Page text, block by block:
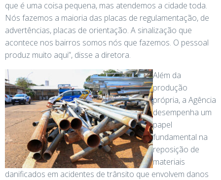
que é uma coisa pequena, mas atendemos a cidade toda.
Nós fazemos a maioria das placas de regulamentação, de
advertências, placas de orientação. A sinalização que
acontece nos bairros somos nós que fazemos. O pessoal
produz muito aqui”, disse a diretora.
Além da
produção
própria, a Agência
desempenha um
papel
fundamental na
reposição de
materiais
danificados em acidentes de trânsito que envolvem danos